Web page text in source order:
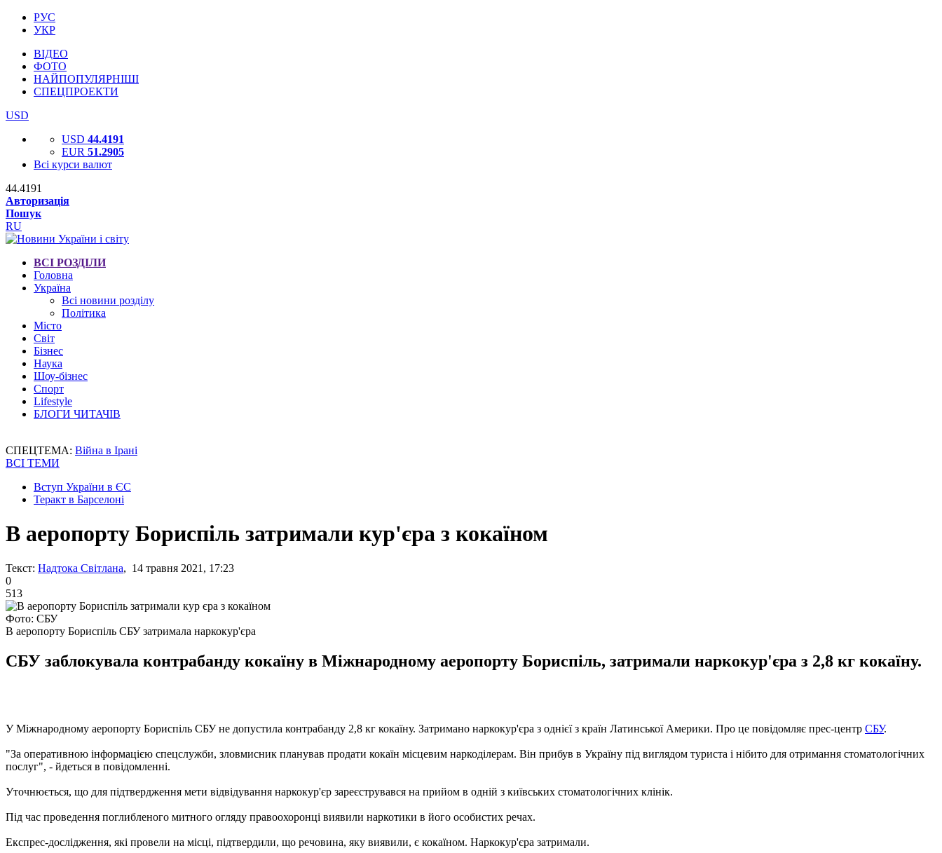
РУС
УКР
ВІДЕО
ФОТО
НАЙПОПУЛЯРНІШІ
СПЕЦПРОЕКТИ
USD
USD 44.4191
EUR 51.2905
Всі курси валют
44.4191
Авторизація
Пошук
RU
ВСІ РОЗДІЛИ
Головна
Україна
Всі новини розділу
Політика
Місто
Світ
Бізнес
Наука
Шоу-бізнес
Спорт
Lifestyle
БЛОГИ ЧИТАЧІВ
СПЕЦТЕМА: Війна в Ірані
ВСІ ТЕМИ
Вступ України в ЄС
Теракт в Барселоні
В аеропорту Бориспіль затримали кур'єра з кокаїном
Текст: Надтока Світлана, 14 травня 2021, 17:23
0
513
Фото: СБУ
В аеропорту Бориспіль СБУ затримала наркокур'єра
СБУ заблокувала контрабанду кокаїну в Міжнародному аеропорту Бориспіль, затримали наркокур'єра з 2,8 кг кокаїну.
У Міжнародному аеропорту Бориспіль СБУ не допустила контрабанду 2,8 кг кокаїну. Затримано наркокур'єра з однієї з країн Латинської Америки. Про це повідомляє прес-центр СБУ.
"За оперативною інформацією спецслужби, зловмисник планував продати кокаїн місцевим наркоділерам. Він прибув в Україну під виглядом туриста і нібито для отримання стоматологічних
послуг", - йдеться в повідомленні.
Уточнюється, що для підтвердження мети відвідування наркокур'єр зареєструвався на прийом в одній з київських стоматологічних клінік.
Під час проведення поглибленого митного огляду правоохоронці виявили наркотики в його особистих речах.
Експрес-дослідження, які провели на місці, підтвердили, що ​​речовина, яку виявили, є кокаїном. Наркокур'єра затримали.